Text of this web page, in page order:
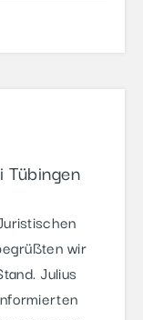
wir
Julius